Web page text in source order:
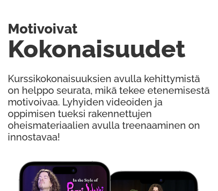
Kurssikokonaisuuksien avulla kehittymistä
on helppo seurata, mikä tekee etenemisestä
motivoivaa. Lyhyiden videoiden ja
oppimisen tueksi rakennettujen
oheismateriaalien avulla treenaaminen on
innostavaa!
Kokonaisuudet
Motivoivat